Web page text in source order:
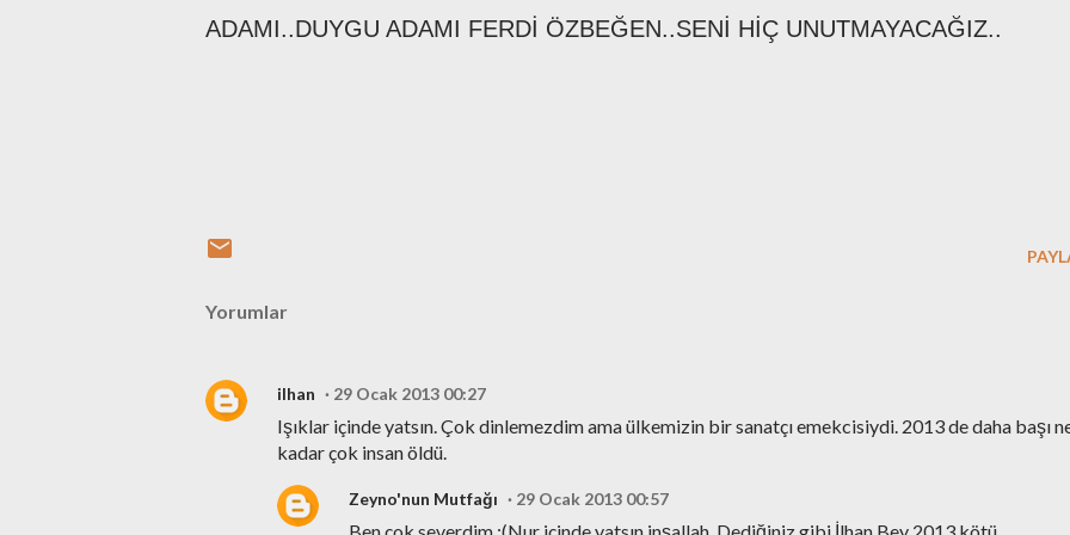
ADAMI..DUYGU ADAMI FERDİ ÖZBEĞEN..SENİ HİÇ UNUTMAYACAĞIZ..
Yorumlar
ilhan 29 Ocak 2013 00:27
Işıklar içinde yatsın. Çok dinlemezdim ama ülkemizin bir sanatçı emekcisiydi. 2013 de daha başı
kadar çok insan öldü.
Zeyno'nun Mutfağı 29 Ocak 2013 00:57